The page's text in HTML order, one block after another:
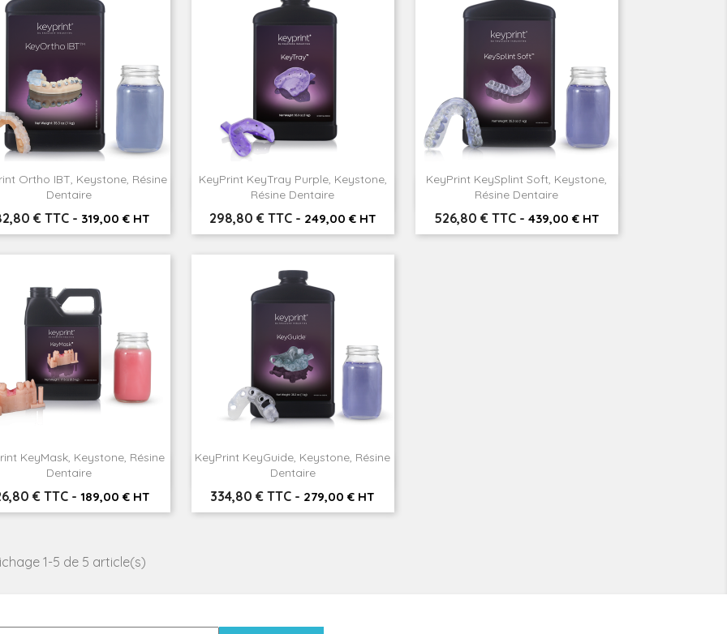
Ortho IBT, Keystone, Résine
Dentaire
€ TTC - 319,00 € HT
Aperçu rapide
KeyPrint KeyTray Purple, Keystone,
Résine Dentaire
Prix
298,80 € TTC - 249,00 € HT
Aperçu rapide
KeyPrint KeySplint Soft, Keystone,
Résine Dentaire
Prix
526,80 € TTC - 439,00 € HT
Aperçu rapide
KeyMask, Keystone, Résine
Dentaire
€ TTC - 189,00 € HT
Aperçu rapide
KeyPrint KeyGuide, Keystone, Résine
Dentaire
Prix
334,80 € TTC - 279,00 € HT
Aperçu rapide
1-5 de 5 article(s)